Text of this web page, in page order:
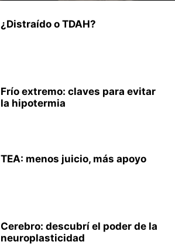
¿Distraído o TDAH?
Frío extremo: claves para evitar
la hipotermia
TEA: menos juicio, más apoyo
Cerebro: descubrí el poder de la
neuroplasticidad